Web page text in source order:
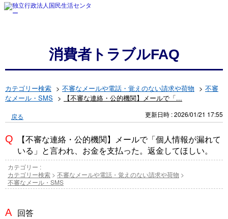
消費者トラブルFAQ
カテゴリー検索 > 不審なメールや電話・覚えのない請求や荷物 > 不審
なメール・SMS > 【不審な連絡・公的機関】メールで「...
戻る 更新日時 : 2026/01/21 17:55
【不審な連絡・公的機関】メールで「個人情報が漏れて
いる」と言われ、お金を支払った。返金してほしい。
カテゴリー :
カテゴリー検索 > 不審なメールや電話・覚えのない請求や荷物 >
不審なメール・SMS
回答